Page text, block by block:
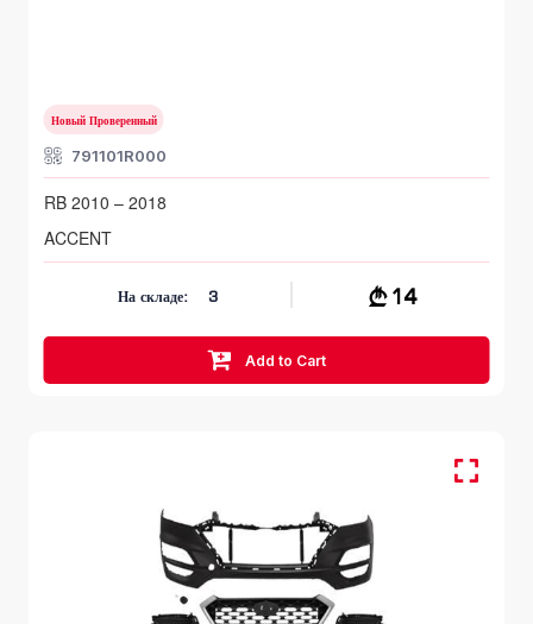
Новый Проверенный
791101R000
RB 2010 – 2018
ACCENT
На складе: 3 14
Add to Cart